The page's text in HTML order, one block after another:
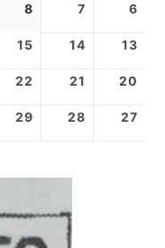
6
7
8
13
14
15
20
21
22
27
28
29